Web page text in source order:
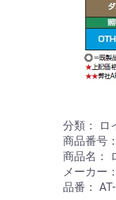
分類：
商品番号
商品名：
メーカー
品番：